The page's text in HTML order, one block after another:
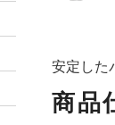
安定した
商品